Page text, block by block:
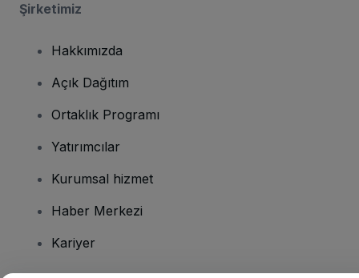
Şirketimiz
Hakkımızda
Açık Dağıtım
Ortaklık Programı
Yatırımcılar
Kurumsal hizmet
Haber Merkezi
Kariyer